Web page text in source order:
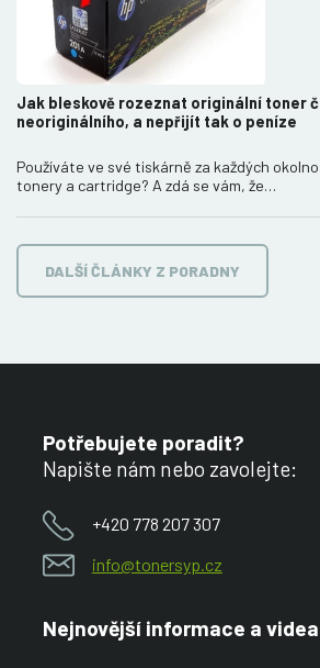
Jak bleskově rozeznat originální toner
neoriginálního, a nepřijít tak o peníze
Používáte ve své tiskárně za každých
tonery a cartridge? A zdá se vám, že…
DALŠÍ ČLÁNKY Z PORADNY
Potřebujete poradit?
Napište nám nebo zavolejte:
+420 778 207 307
info@tonersyp.cz
Nejnovější informace a